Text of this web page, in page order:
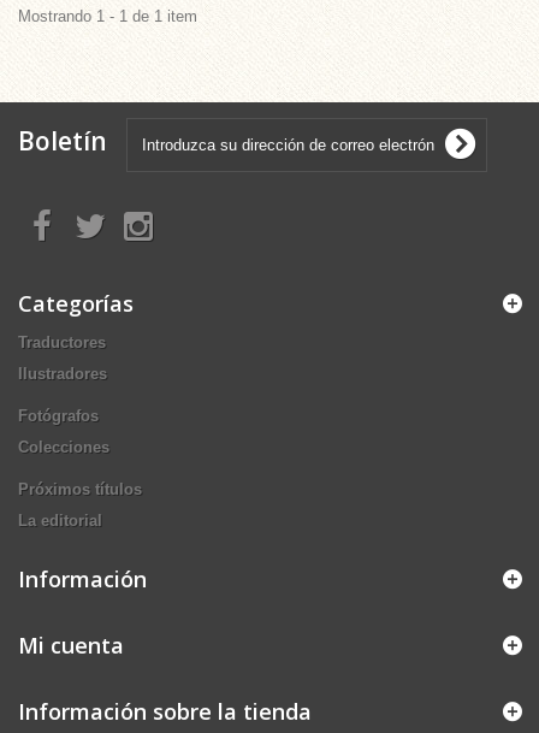
Mostrando 1 - 1 de 1 item
Boletín
Categorías
Traductores
Ilustradores
Fotógrafos
Colecciones
Próximos títulos
La editorial
Información
Mi cuenta
Información sobre la tienda